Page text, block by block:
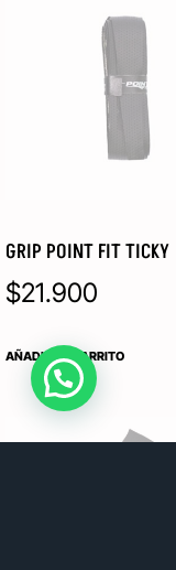
GRIP POINT FIT TICKY
$21.900
AÑADIR AL CARRITO